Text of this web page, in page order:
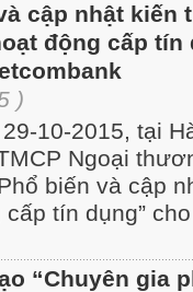
cập nhật kiến
động cấp tín
)
10-2015, tại
Ngoại
biến và cập
tín dụng”
“Chuyên gia